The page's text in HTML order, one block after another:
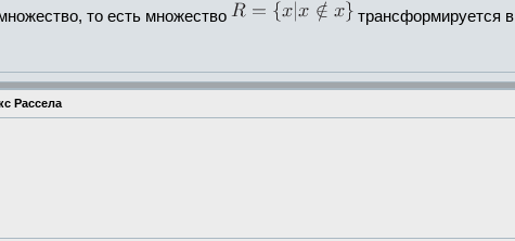
то есть множество
трансформируется
Рассела